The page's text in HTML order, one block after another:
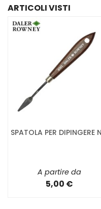
ARTICOLI VISTI
SPATOLA PER DIPINGERE
A partire da
5,00 €